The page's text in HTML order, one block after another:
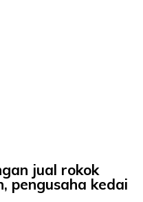
jual rokok
pengusaha kedai